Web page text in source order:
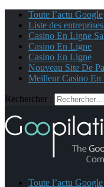
Toute l’actu Google
Liste des
Casino En Ligne
Casino En Ligne
Casino En Ligne
Nouveau Site De
Meilleur Casino En
Rechercher :
Toute l’actu Google